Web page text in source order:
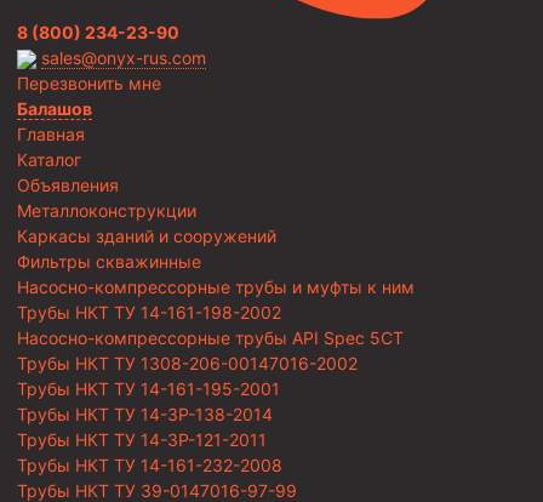
8 (800) 234-23-90
sales@onyx-rus.com
Перезвонить мне
Балашов
Главная
Каталог
Объявления
Металлоконструкции
Каркасы зданий и сооружений
Фильтры скважинные
Насосно-компрессорные трубы и муфты к ним
Трубы НКТ ТУ 14-161-198-2002
Насосно-компрессорные трубы API Spec 5CT
Трубы НКТ ТУ 1308-206-00147016-2002
Трубы НКТ ТУ 14-161-195-2001
Трубы НКТ ТУ 14-3Р-138-2014
Трубы НКТ ТУ 14-3Р-121-2011
Трубы НКТ ТУ 14-161-232-2008
Трубы НКТ ТУ 39-0147016-97-99